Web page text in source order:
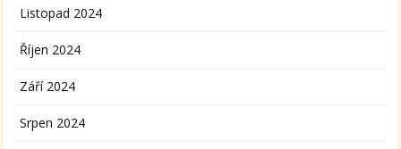
Listopad 2024
Říjen 2024
Září 2024
Srpen 2024